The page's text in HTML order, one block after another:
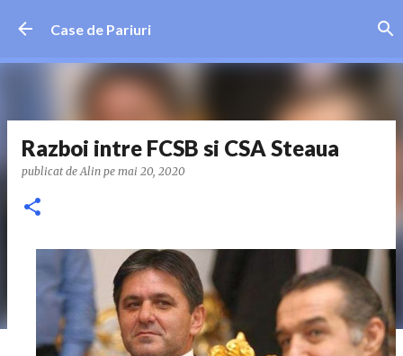
Treceți la conținutul principal
Case de Pariuri
Razboi intre FCSB si CSA Steaua
publicat deAlin pe mai 20, 2020